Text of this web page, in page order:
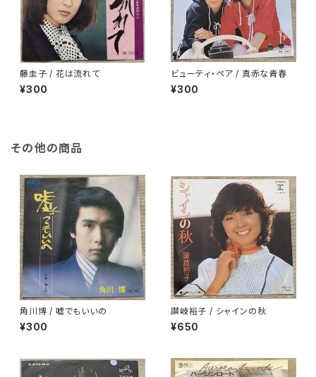
藤圭子 / 花は流れて
¥300
ビューティ・ペア / 真赤な青春
¥300
その他の商品
角川博 / 嘘でもいいの
¥300
讃岐裕子 / シャインの秋
¥650